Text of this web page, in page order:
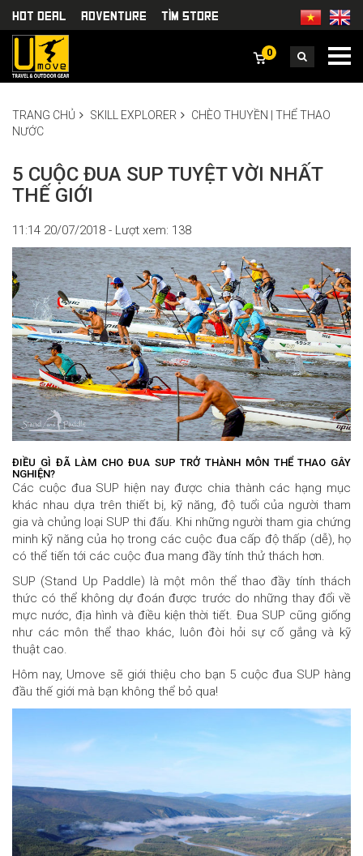
HOT DEAL Adventure TÌm Store
0
TRANG CHỦ SKILL EXPLORER
CHÈO THUYỀN | THỂ THAO
NƯỚC
5 CUỘC ĐUA SUP TUYỆT VỜI NHẤT
THẾ GIỚI
11:14 20/07/2018 - Lượt xem: 138
ĐIỀU GÌ ĐÃ LÀM CHO ĐUA SUP TRỞ THÀNH MÔN THỂ THAO GÂY
NGHIỆN?
Các cuộc đua SUP hiện nay được chia thành các hạng mục
khác nhau dựa trên thiết bị, kỹ năng, độ tuổi của người tham
gia và chủng loại SUP thi đấu. Khi những người tham gia chứng
minh kỹ năng của họ trong các cuộc đua cấp độ thấp (dễ), họ
có thể tiến tới các cuộc đua mang đầy tính thử thách hơn.
SUP (Stand Up Paddle) là một môn thể thao đầy tính thách
thức có thể không dự đoán được trước do những thay đổi về
mực nước, địa hình và điều kiện thời tiết. Đua SUP cũng giống
như các môn thể thao khác, luôn đòi hỏi sự cố gắng và kỹ
thuật cao.
Hôm nay, Umove sẽ giới thiệu cho bạn 5 cuộc đua SUP hàng
đầu thế giới mà bạn không thể bỏ qua!